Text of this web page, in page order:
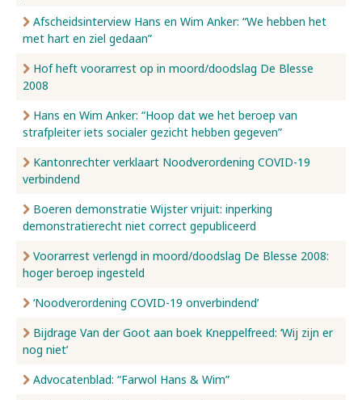
Afscheidsinterview Hans en Wim Anker: “We hebben het
met hart en ziel gedaan”
Hof heft voorarrest op in moord/doodslag De Blesse
2008
Hans en Wim Anker: “Hoop dat we het beroep van
strafpleiter iets socialer gezicht hebben gegeven”
Kantonrechter verklaart Noodverordening COVID-19
verbindend
Boeren demonstratie Wijster vrijuit: inperking
demonstratierecht niet correct gepubliceerd
Voorarrest verlengd in moord/doodslag De Blesse 2008:
hoger beroep ingesteld
‘Noodverordening COVID-19 onverbindend’
Bijdrage Van der Goot aan boek Kneppelfreed: ‘Wij zijn er
nog niet’
Advocatenblad: “Farwol Hans & Wim”